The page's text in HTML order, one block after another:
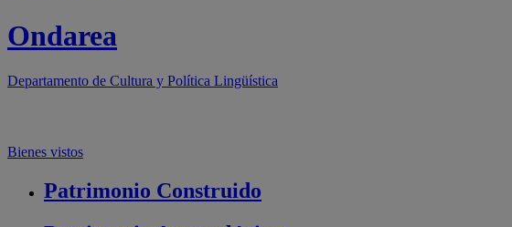
Ondarea
Departamento de Cultura y Política Lingüística
Bienes vistos
Patrimonio Construido